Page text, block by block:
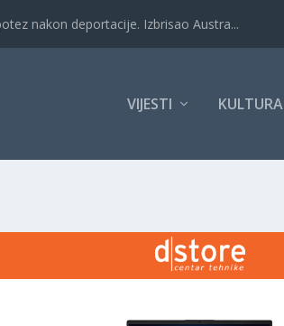
nakon deportacije. Izbrisao Austra...
VIJESTI KULTURA